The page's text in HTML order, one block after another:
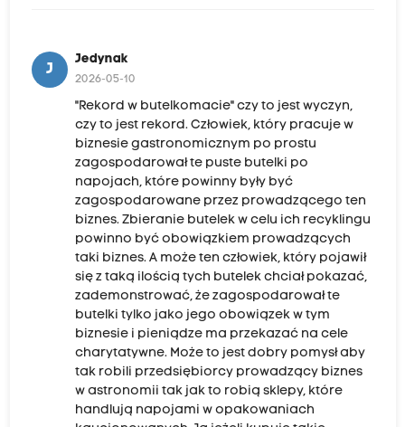
J
Jedynak
2026-05-10
"Rekord w butelkomacie" czy to jest wyczyn,
czy to jest rekord. Człowiek, który pracuje w
biznesie gastronomicznym po prostu
zagospodarował te puste butelki po
napojach, które powinny były być
zagospodarowane przez prowadzącego ten
biznes. Zbieranie butelek w celu ich recyklingu
powinno być obowiązkiem prowadzących
taki biznes. A może ten człowiek, który pojawił
się z taką ilością tych butelek chciał pokazać,
zademonstrować, że zagospodarował te
butelki tylko jako jego obowiązek w tym
biznesie i pieniądze ma przekazać na cele
charytatywne. Może to jest dobry pomysł aby
tak robili przedsiębiorcy prowadzący biznes
w astronomii tak jak to robią sklepy, które
handlują napojami w opakowaniach